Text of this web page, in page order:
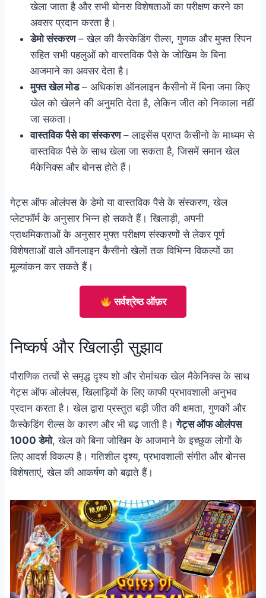
खेला जाता है और सभी बोनस विशेषताओं का परीक्षण करने का
अवसर प्रदान करता है।
डेमो संस्करण– खेल की कैस्केडिंग रील्स, गुणक और मुफ्त स्पिन
सहित सभी पहलुओं को वास्तविक पैसे के जोखिम के बिना
आजमाने का अवसर देता है।
मुफ्त खेल मोड– अधिकांश ऑनलाइन कैसीनो में बिना जमा किए
खेल को खेलने की अनुमति देता है, लेकिन जीत को निकाला नहीं
जा सकता।
वास्तविक पैसे का संस्करण– लाइसेंस प्राप्त कैसीनो के माध्यम से
वास्तविक पैसे के साथ खेला जा सकता है, जिसमें समान खेल
मैकेनिक्स और बोनस होते हैं।
गेट्स ऑफ ओलंपस के डेमो या वास्तविक पैसे के संस्करण, खेल
प्लेटफॉर्म के अनुसार भिन्न हो सकते हैं। खिलाड़ी, अपनी
प्राथमिकताओं के अनुसार मुफ्त परीक्षण संस्करणों से लेकर पूर्ण
विशेषताओं वाले ऑनलाइन कैसीनो खेलों तक विभिन्न विकल्पों का
मूल्यांकन कर सकते हैं।
सर्वश्रेष्ठ ऑफ़र
निष्कर्ष और खिलाड़ी सुझाव
पौराणिक तत्वों से समृद्ध दृश्य शो और रोमांचक खेल मैकेनिक्स के साथ
गेट्स ऑफ ओलंपस, खिलाड़ियों के लिए काफी प्रभावशाली अनुभव
प्रदान करता है। खेल द्वारा प्रस्तुत बड़ी जीत की क्षमता, गुणकों और
कैस्केडिंग रील्स के कारण और भी बढ़ जाती है।गेट्स ऑफ ओलंपस
1000 डेमो, खेल को बिना जोखिम के आजमाने के इच्छुक लोगों के
लिए आदर्श विकल्प है। गतिशील दृश्य, प्रभावशाली संगीत और बोनस
विशेषताएं, खेल की आकर्षण को बढ़ाते हैं।